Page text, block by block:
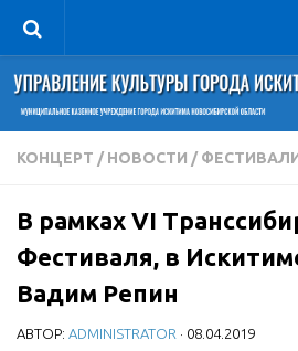
Управление
Руководитель
Сведения об организации
Книга почета культуры
Фотогалерея
Документы
Учредительные документы
КОНЦЕРТ / НОВОСТИ /
В рамках VI
Фестиваля, в
Вадим Репин
АВТОР: ADMINISTRATOR · 08.04.2019